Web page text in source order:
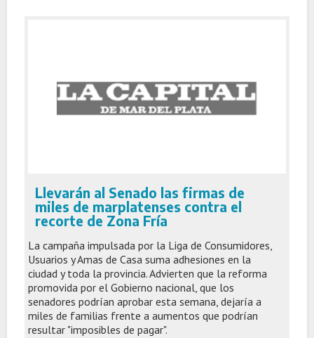
Llevarán al Senado las firmas de
miles de marplatenses contra el
recorte de Zona Fría
La campaña impulsada por la Liga de Consumidores,
Usuarios y Amas de Casa suma adhesiones en la
ciudad y toda la provincia. Advierten que la reforma
promovida por el Gobierno nacional, que los
senadores podrían aprobar esta semana, dejaría a
miles de familias frente a aumentos que podrían
resultar "imposibles de pagar".